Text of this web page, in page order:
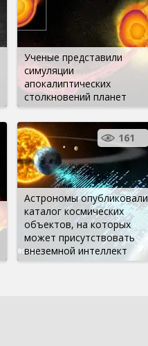
Ученые представили
симуляции
апокалиптических
столкновений планет
Астрономы опубликовали
каталог космических
объектов, на которых
может присутствовать
внеземной интеллект
161